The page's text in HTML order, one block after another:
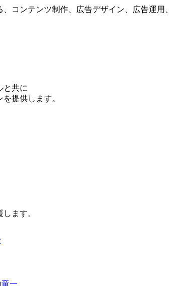
コンテンツ制作、広告デザイン、広告運用
と共に
提供します。
ます。
一